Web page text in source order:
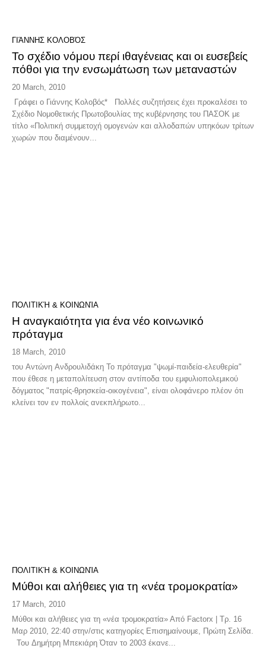
ΓΙΆΝΝΗΣ ΚΟΛΟΒΌΣ
Το σχέδιο νόμου περί ιθαγένειας και οι ευσεβείς
πόθοι για την ενσωμάτωση των μεταναστών
20 March, 2010
Γράφει ο Γιάννης Κολοβός* Πολλές συζητήσεις έχει προκαλέσει το
Σχέδιο Νομοθετικής Πρωτοβουλίας της κυβέρνησης του ΠΑΣΟΚ με
τίτλο «Πολιτική συμμετοχή ομογενών και αλλοδαπών υπηκόων τρίτων
χωρών που διαμένουν...
ΠΟΛΙΤΙΚΉ & ΚΟΙΝΩΝΊΑ
Η αναγκαιότητα για ένα νέο κοινωνικό
πρόταγμα
18 March, 2010
του Αντώνη Ανδρουλιδάκη Το πρόταγμα "ψωμί-παιδεία-ελευθερία"
που έθεσε η μεταπολίτευση στον αντίποδα του εμφυλιοπολεμικού
δόγματος "πατρίς-θρησκεία-οικογένεια", είναι ολοφάνερο πλέον ότι
κλείνει τον εν πολλοίς ανεκπλήρωτο...
ΠΟΛΙΤΙΚΉ & ΚΟΙΝΩΝΊΑ
Μύθοι και αλήθειες για τη «νέα τρομοκρατία»
17 March, 2010
Μύθοι και αλήθειες για τη «νέα τρομοκρατία» Από Factorx | Τρ. 16
Μαρ 2010, 22:40 στην/στις κατηγορίες Επισημαίνουμε, Πρώτη Σελίδα.
Του Δημήτρη Μπεκιάρη Όταν το 2003 έκανε...